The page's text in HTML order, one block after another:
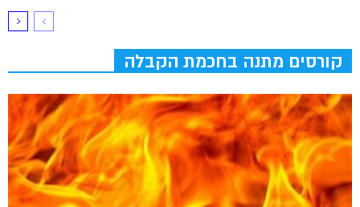
קורסים מתנה בחכמת הקבלה